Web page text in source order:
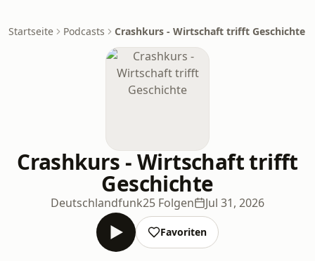
Startseite Podcasts Crashkurs - Wirtschaft trifft Geschichte
Crashkurs - Wirtschaft trifft
Geschichte
Deutschlandfunk25 Folgen Jul 31, 2026
Favoriten